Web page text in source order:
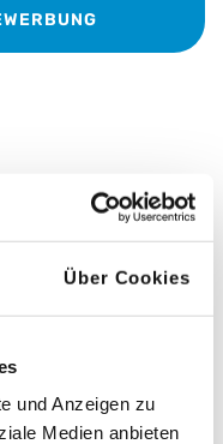
Über Cookies
und Anzeigen zu
Medien anbieten